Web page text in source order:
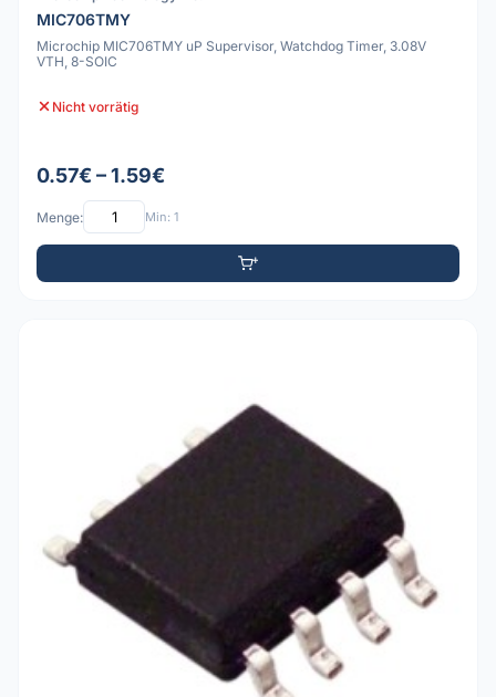
MIC706TMY
Microchip MIC706TMY uP Supervisor, Watchdog Timer, 3.08V
VTH, 8-SOIC
Nicht vorrätig
0.57€ – 1.59€
Menge: Min: 1